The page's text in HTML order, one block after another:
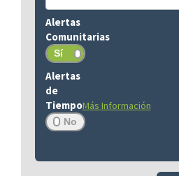
Más Información